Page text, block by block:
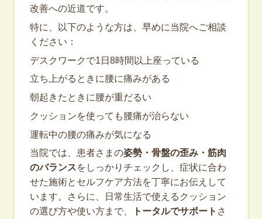
改善への近道です。
特に、以下のような方は、早めに当院へご相談
ください：
デスクワークで1日8時間以上座っている
立ち上がるときに腰に痛みがある
朝起きたときに腰が重だるい
クッションを使っても腰痛が治らない
運転中の腰の痛みが気になる
当院では、患者さまの姿勢・骨盤の歪み・筋肉
のバランスをしっかりチェックし、症状に合わ
せた施術とセルフケア方法を丁寧にお伝えして
います。さらに、日常生活で使えるクッション
の選び方や使い方まで、
トータルでサポート さ